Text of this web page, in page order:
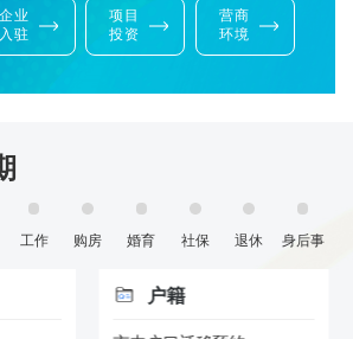
企业
入驻
项目
投资
营商
环境
工作 购房 婚育 社保 退休 身后事
户籍